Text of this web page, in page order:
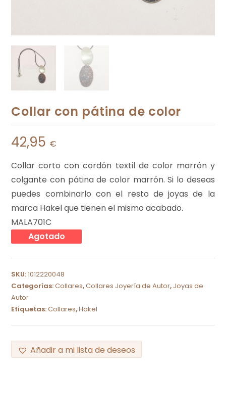
Collar con pátina de color
42,95 €
Collar corto con cordón textil de color marrón y
colgante con pátina de color marrón. Si lo deseas
puedes combinarlo con el resto de joyas de la
marca Hakel que tienen el mismo acabado.
MALA701C
Agotado
SKU:1012220048
Categorías:Collares,Collares Joyería de Autor, Joyas de
Autor
Etiquetas:Collares,Hakel
Añadir a mi lista de deseos